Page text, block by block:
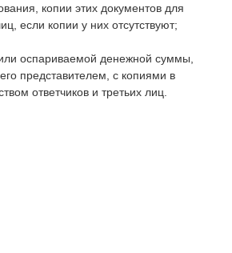
копии этих документов для
если копии у них отсутствуют;
оспариваемой денежной суммы,
представителем, с копиями в
ответчиков и третьих лиц.